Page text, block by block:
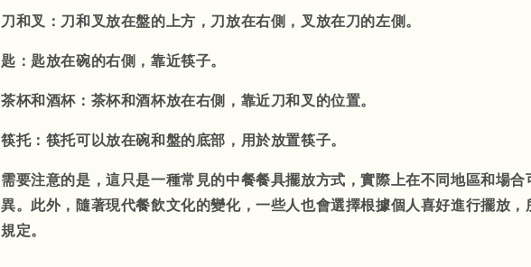
刀和叉：刀和叉放在盤的上方，刀放在右側，叉放在刀的左側。
匙：匙放在碗的右側，靠近筷子。
茶杯和酒杯：茶杯和酒杯放在右側，靠近刀和叉的位置。
筷托：筷托可以放在碗和盤的底部，用於放置筷子。
需要注意的是，這只是一種常見的中餐餐具擺放方式，實際上在不同地區和場合
異。此外，隨著現代餐飲文化的變化，一些人也會選擇根據個人喜好進行擺放
規定。